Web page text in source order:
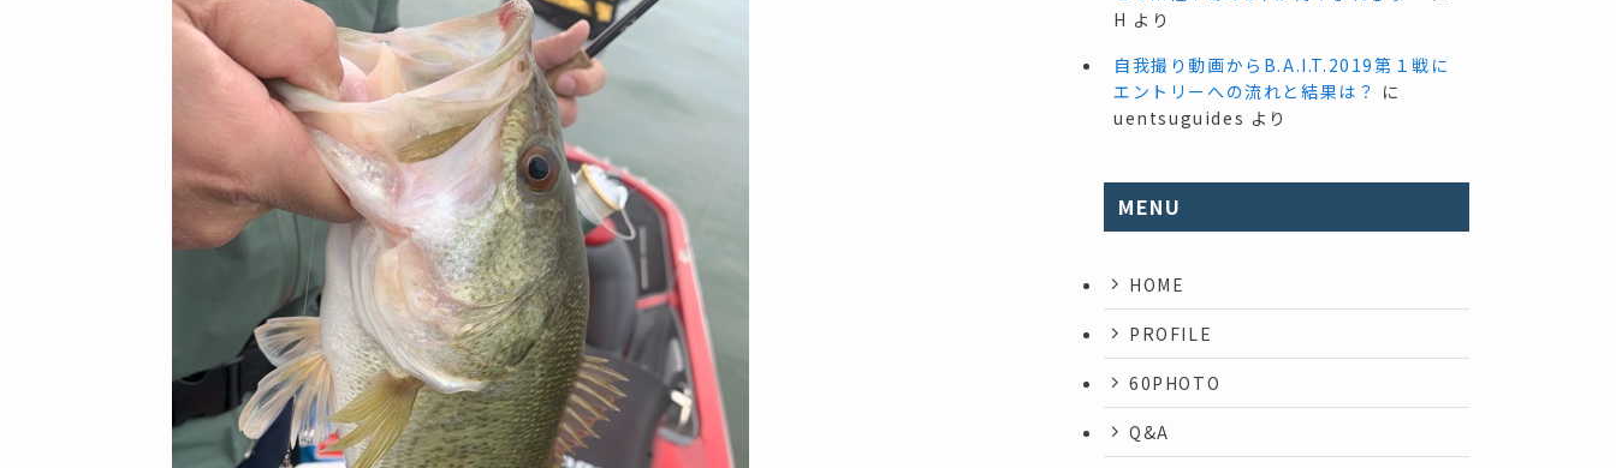
H より
自我撮り動画からB.A.I.T.2019第１戦に
エントリーへの流れと結果は？ に
uentsuguides より
MENU
HOME
PROFILE
60PHOTO
Q&A